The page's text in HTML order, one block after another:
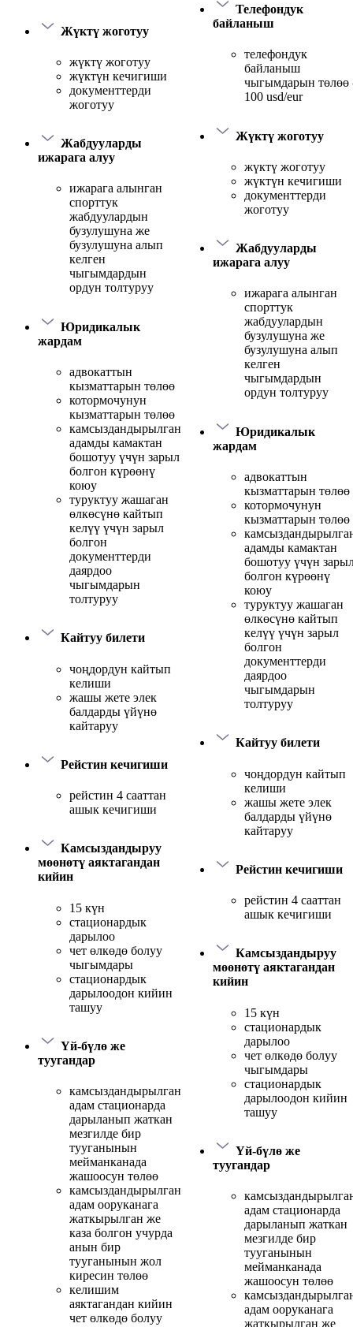
Жүктү жоготуу
жүктү жоготуу
жүктүн кечигиши
документтерди
жоготуу
Жабдууларды
ижарага алуу
ижарага алынган
спорттук
жабдуулардын
бузулушуна же
бузулушуна алып
келген
чыгымдардын
ордун толтуруу
Юридикалык
жардам
адвокаттын
кызматтарын төлөө
котормочунун
кызматтарын төлөө
камсыздандырылган
адамды камактан
бошотуу үчүн зарыл
болгон күрөөнү
коюу
туруктуу жашаган
өлкөсүнө кайтып
келүү үчүн зарыл
болгон
документтерди
даярдоо
чыгымдарын
толтуруу
Кайтуу билети
чоңдордун кайтып
келиши
жашы жете элек
балдарды үйүнө
кайтаруу
Рейстин кечигиши
рейстин 4 сааттан
ашык кечигиши
Камсыздандыруу
мөөнөтү аяктагандан
кийин
15 күн
стационардык
дарылоо
чет өлкөдө болуу
чыгымдары
стационардык
дарылоодон кийин
ташуу
Үй-бүлө же
туугандар
камсыздандырылган
адам стационарда
дарыланып жаткан
мезгилде бир
тууганынын
мейманканада
жашоосун төлөө
камсыздандырылган
адам ооруканага
жаткырылган же
каза болгон учурда
анын бир
тууганынын жол
киресин төлөө
келишим
аяктагандан кийин
чет өлкөдө болуу
Телефондук
байланыш
телефондук
байланыш
чыгымдарын төлөө
100 usd/eur
Жүктү жоготуу
жүктү жоготуу
жүктүн кечигиши
документтерди
жоготуу
Жабдууларды
ижарага алуу
ижарага алынган
спорттук
жабдуулардын
бузулушуна же
бузулушуна алып
келген
чыгымдардын
ордун толтуруу
Юридикалык
жардам
адвокаттын
кызматтарын төлөө
котормочунун
кызматтарын төлөө
адамды камактан
бошотуу үчүн
болгон күрөөнү
коюу
туруктуу жашаган
өлкөсүнө кайтып
келүү үчүн зарыл
болгон
документтерди
даярдоо
чыгымдарын
толтуруу
Кайтуу билети
чоңдордун кайтып
келиши
жашы жете элек
балдарды үйүнө
кайтаруу
Рейстин кечигиши
рейстин 4 сааттан
ашык кечигиши
Камсыздандыруу
мөөнөтү аяктагандан
кийин
15 күн
стационардык
дарылоо
чет өлкөдө болуу
чыгымдары
стационардык
дарылоодон кийин
ташуу
Үй-бүлө же
туугандар
адам стационарда
дарыланып жаткан
мезгилде бир
тууганынын
мейманканада
жашоосун төлөө
адам ооруканага
жаткырылган же